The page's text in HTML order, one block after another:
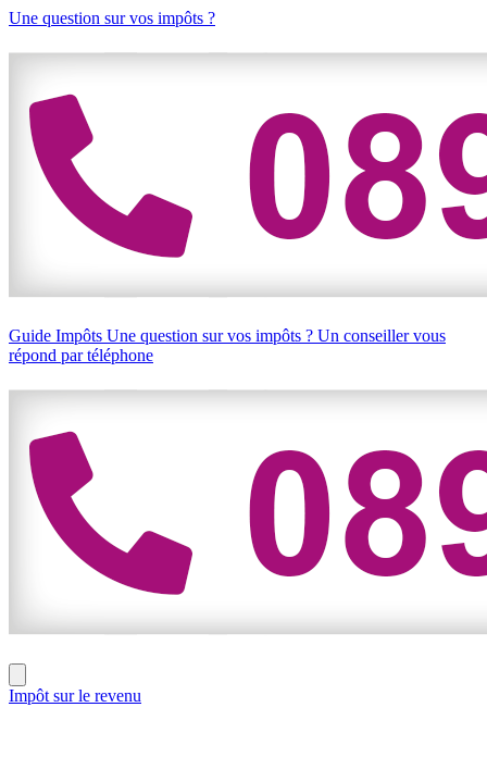
Une question sur vos impôts ?
Guide Impôts Une question sur vos impôts ? Un conseiller vous
répond par téléphone
Impôt sur le revenu